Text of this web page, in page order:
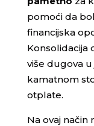
pomoći da
financijska
Konsolidacija
više dugova
kamatnom
otplate.
Na ovaj način